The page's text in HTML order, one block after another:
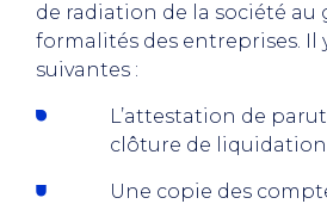
de radiation de la société au
formalités des entreprises. Il
suivantes :
L’attestation de
clôture de liquidation
Une copie des